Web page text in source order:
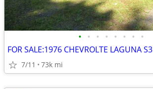
• • • • • • • •
FOR SALE:1976 CHEVROLTE LAGUNA S3
7/11 73k mi